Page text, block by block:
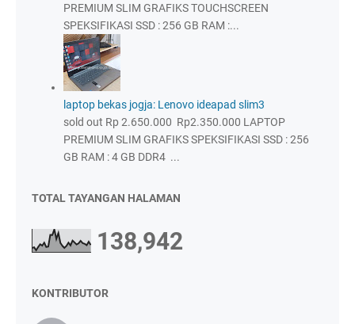
PREMIUM SLIM GRAFIKS TOUCHSCREEN
SPEKSIFIKASI SSD : 256 GB RAM :...
laptop bekas jogja: Lenovo ideapad slim3
sold out Rp 2.650.000 Rp2.350.000 LAPTOP
PREMIUM SLIM GRAFIKS SPEKSIFIKASI SSD : 256
GB RAM : 4 GB DDR4 ...
TOTAL TAYANGAN HALAMAN
138,942
KONTRIBUTOR